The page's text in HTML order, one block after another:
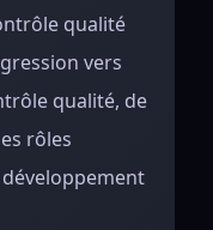
qualité
vers
qualité, de
rôles